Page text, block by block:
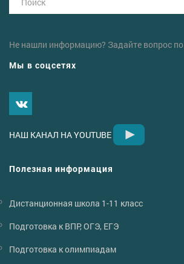
Не нашли информацию? Задайте вопрос по
Мы в соцсетях
НАШ КАНАЛ НА YOUTUBE
Полезная информация
Дистанционная школа 1-11 класс
Подготовка к ВПР, ОГЭ, ЕГЭ
Подготовка к олимпиадам